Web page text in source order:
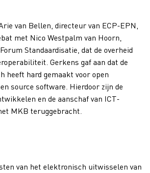
van Bellen, directeur van ECP-EPN,
met Nico Westpalm van Hoorn,
Standaardisatie, dat de overheid
Gerkens gaf aan dat de
heeft hard gemaakt voor open
source software. Hierdoor zijn de
en de aanschaf van ICT-
MKB teruggebracht.
van het elektronisch uitwisselen van